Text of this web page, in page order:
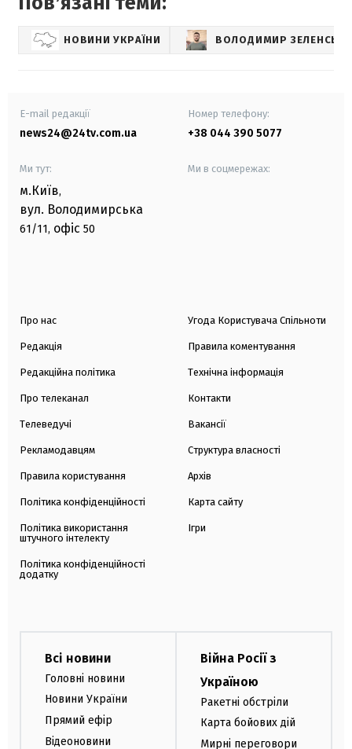
НОВИНИ УКРАЇНИ ВОЛОДИМИР
E-mail редакції
news24@24tv.com.ua
Номер телефону:
+38 044 390 5077
Ми тут:
м.Київ,
вул. Володимирська
61/11, офіс 50
Ми в соцмережах:
Про нас
Редакція
Редакційна політика
Про телеканал
Телеведучі
Рекламодавцям
Правила користування
Політика конфіденційності
Політика використання
штучного інтелекту
Політика конфіденційності
додатку
Угода Користувача Спільноти
Правила коментування
Технічна інформація
Контакти
Вакансії
Структура власності
Архів
Карта сайту
Ігри
Всі новини
Головні новини
Новини України
Прямий ефір
Відеоновини
Війна Росії з
Україною
Ракетні обстріли
Карта бойових дій
Мирні переговори